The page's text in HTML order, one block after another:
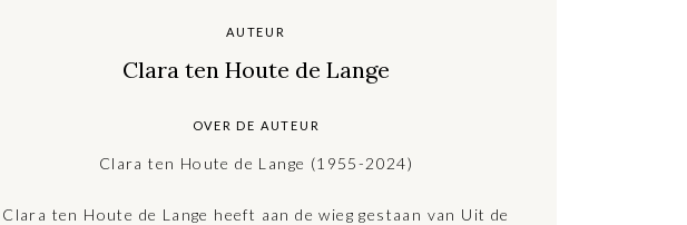
AUTEUR
Clara ten Houte de Lange
OVER DE AUTEUR
Clara ten Houte de Lange (1955-2024)
Clara ten Houte de Lange heeft aan de wieg gestaan van Uit de